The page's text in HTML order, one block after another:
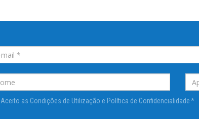
Aceito as Condições de Utilização e Política de Confidencialidade*